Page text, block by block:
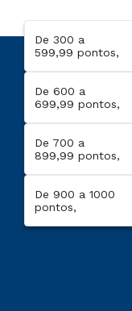
De 300 a
599,99 pontos,
De 600 a
699,99 pontos,
De 700 a
899,99 pontos,
De 900 a 1000
pontos,